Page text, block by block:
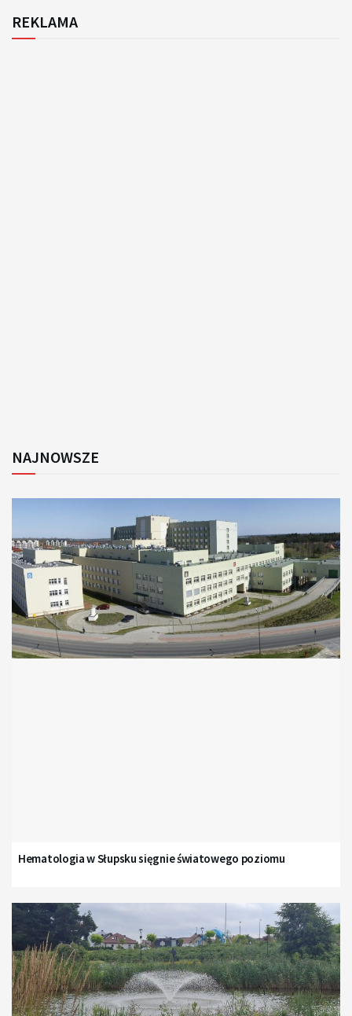
REKLAMA
NAJNOWSZE
Hematologia w Słupsku sięgnie światowego poziomu